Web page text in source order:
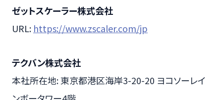
ゼットスケーラー株式会社
URL: https://www.zscaler.com/jp
テクバン株式会社
本社所在地: 東京都港区海岸3-20-20 ヨコソーレイ